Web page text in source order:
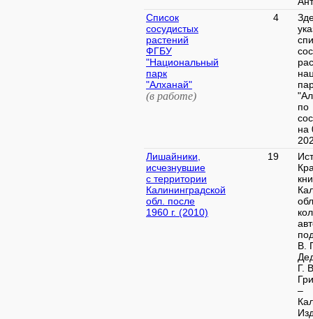
Список
сосудистых
растений
ФГБУ
"Национальный
парк
"Алханай"
(в работе)
4
по
на
Лишайники,
исчезнувшие
с территории
Калининградской
обл. после
1960 г. (2010)
19
В.
Г.
–